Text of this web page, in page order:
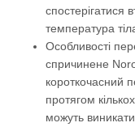
спостерігатися
температура
Особливості
спричинене
короткочасний
протягом
можуть